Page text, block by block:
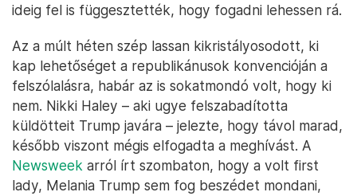
ideig fel is függesztették, hogy fogadni lehessen rá.
Az a múlt héten szép lassan kikristályosodott, ki
kap lehetőséget a republikánusok konvencióján a
felszólalásra, habár az is sokatmondó volt, hogy ki
nem. Nikki Haley – aki ugye felszabadította
küldötteit Trump javára – jelezte, hogy távol marad,
később viszont mégis elfogadta a meghívást. A
Newsweek arról írt szombaton, hogy a volt first
lady, Melania Trump sem fog beszédet mondani,